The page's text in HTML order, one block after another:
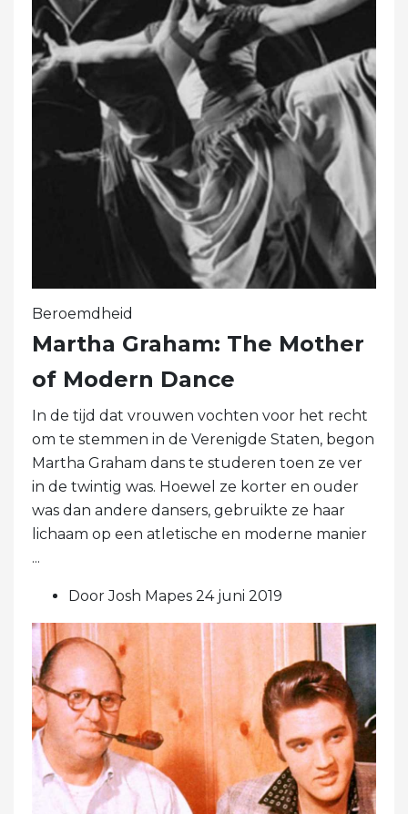
Beroemdheid
Martha Graham: The Mother
of Modern Dance
In de tijd dat vrouwen vochten voor het recht
om te stemmen in de Verenigde Staten, begon
Martha Graham dans te studeren toen ze ver
in de twintig was. Hoewel ze korter en ouder
was dan andere dansers, gebruikte ze haar
lichaam op een atletische en moderne manier
...
Door Josh Mapes 24 juni 2019